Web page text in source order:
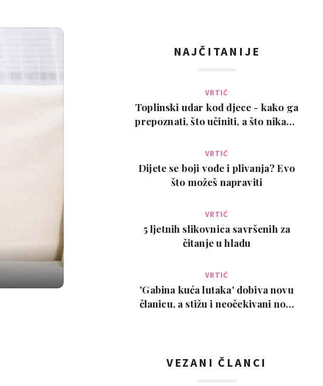
NAJČITANIJE
VRTIĆ
Toplinski udar kod djece - kako ga
prepoznati, što učiniti, a što nikako
VRTIĆ
Dijete se boji vode i plivanja? Evo
što možeš napraviti
VRTIĆ
5 ljetnih slikovnica savršenih za
čitanje u hladu
VRTIĆ
'Gabina kuća lutaka' dobiva novu
članicu, a stižu i neočekivani novi
VEZANI ČLANCI